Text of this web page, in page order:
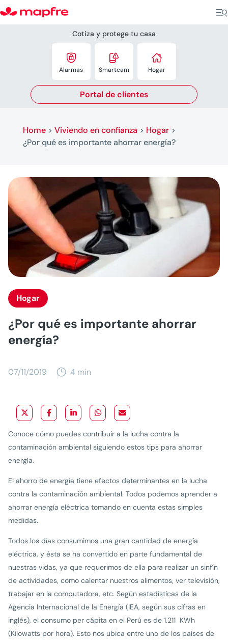
Cotiza y protege tu casa

Alarmas

Smartcam

Hogar
Portal de clientes
Home> Viviendo en confianza > Hogar>
¿Por qué es importante ahorrar energía?
Hogar
¿Por qué es importante ahorrar
energía?
07/11/2019 4 min
Conoce cómo puedes contribuir a la lucha contra la
contaminación ambiental siguiendo estos tips para ahorrar
energía.
El ahorro de energía tiene efectos determinantes en la lucha
contra la contaminación ambiental. Todos podemos aprender a
ahorrar energía eléctrica tomando en cuenta estas simples
medidas.
Todos los días consumimos una gran cantidad de energía
eléctrica, y ésta se ha convertido en parte fundamental de
nuestras vidas, ya que requerimos de ella para realizar un sinfín
de actividades, como calentar nuestros alimentos, ver televisión,
trabajar en la computadora, etc. Según estadísticas de la
Agencia Internacional de la Energía (IEA, según sus cifras en
inglés), el consumo per cápita en el Perú es de 1.211 KWh
(Kilowatts por hora). Esto nos ubica entre uno de los países de